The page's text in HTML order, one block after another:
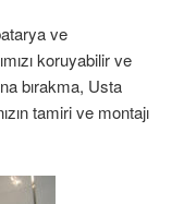
ve
koruyabilir ve
bırakma, Usta
tamiri ve montajı